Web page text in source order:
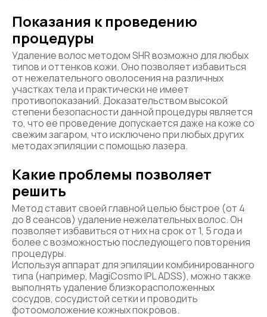
Показания к проведению
процедуры
Удаление волос методом SHR возможно для любых
типов и оттенков кожи. Оно позволяет избавиться
от нежелательного оволосения на различных
участках тела и практически не имеет
противопоказаний. Доказательством высокой
степени безопасности данной процедуры является
то, что ее проведение допускается даже на коже со
свежим загаром, что исключено при любых других
методах эпиляции с помощью лазера.
Какие проблемы позволяет
решить
Метод ставит своей главной целью быстрое (от 4
до 8 сеансов) удаление нежелательных волос. Он
позволяет избавиться от них на срок от 1, 5 года и
более с возможностью последующего повторения
процедуры.
Используя аппарат для эпиляции комбинированного
типа (например, MagiCosmo IPL ADSS), можно также
выполнять удаление близкорасположенных
сосудов, сосудистой сетки и проводить
фотоомоложение кожных покровов.